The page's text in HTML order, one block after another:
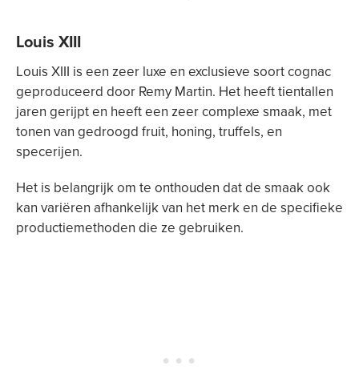
Louis XIII
Louis XIII is een zeer luxe en exclusieve soort cognac
geproduceerd door Remy Martin. Het heeft tientallen
jaren gerijpt en heeft een zeer complexe smaak, met
tonen van gedroogd fruit, honing, truffels, en
specerijen.
Het is belangrijk om te onthouden dat de smaak ook
kan variëren afhankelijk van het merk en de specifieke
productiemethoden die ze gebruiken.